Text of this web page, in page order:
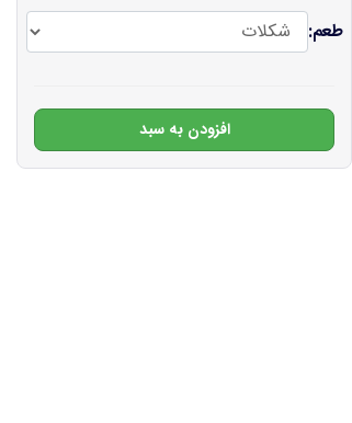
طعم:
افزودن به سبد